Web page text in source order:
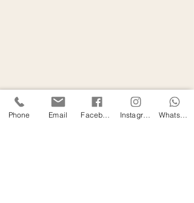
Phone Email WhatsApp